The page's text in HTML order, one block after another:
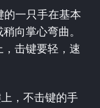
的一只手在基本
向掌心弯曲。
击键要轻，速
，不击键的手